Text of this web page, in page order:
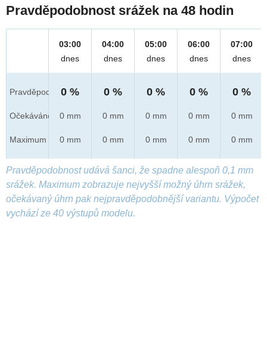
Pravděpodobnost srážek na 48 hodin
Pravděpod.
Očekáváno
Maximum
03:00
dnes
0 %
0 mm
0 mm
04:00
dnes
0 %
0 mm
0 mm
05:00
dnes
0 %
0 mm
0 mm
06:00
dnes
0 %
0 mm
0 mm
07:00
dnes
0 %
0 mm
0 mm
Pravděpodobnost udává šanci, že spadne alespoň 0,1 mm
srážek. Maximum zobrazuje nejvyšší možný úhrn srážek,
očekávaný úhrn pak nejpravděpodobnější variantu. Výpočet
vychází ze 40 výstupů modelu.